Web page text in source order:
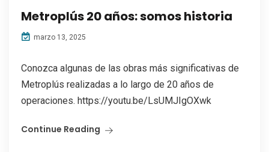
Metroplús 20 años: somos historia
marzo 13, 2025
Conozca algunas de las obras más significativas de
Metroplús realizadas a lo largo de 20 años de
operaciones. https://youtu.be/LsUMJIgOXwk
Continue Reading